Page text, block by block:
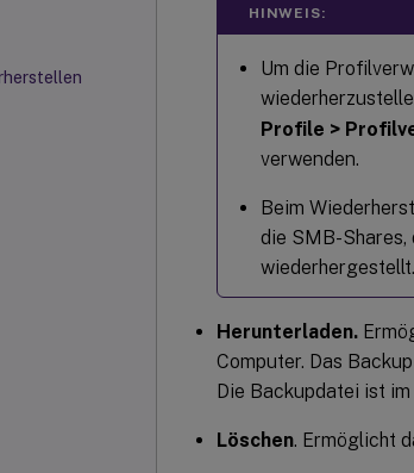
HINWEIS:
Um die
Profile >
verwenden.
Beim
die SMB-
wiederhergestellt.
Herunterladen.
Computer. Das
Die Backupdatei ist
Löschen. Ermöglicht